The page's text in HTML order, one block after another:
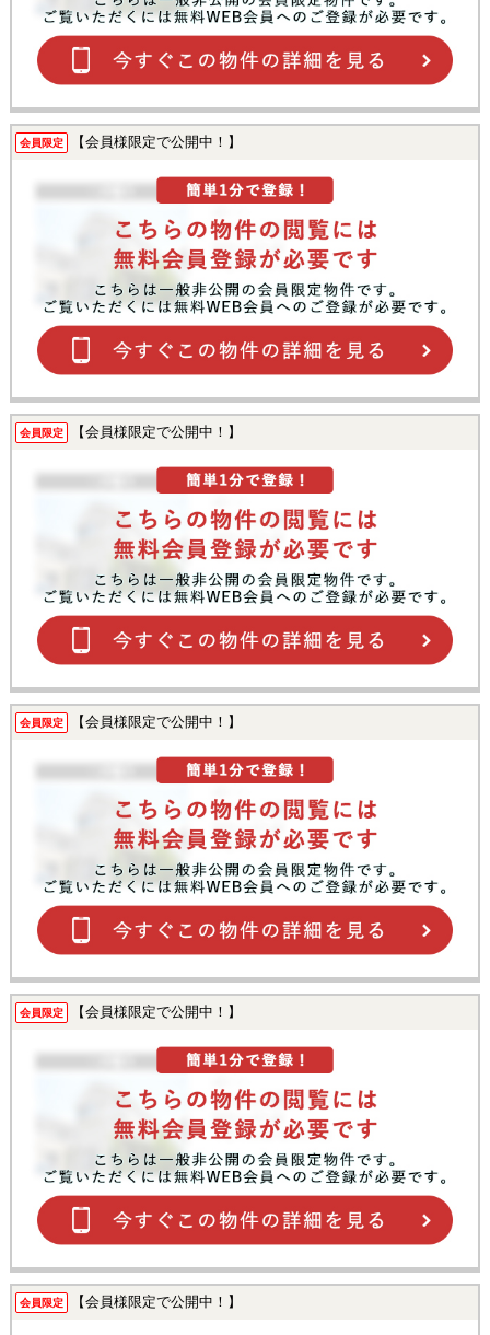
会員限定 【会員様限定で公開中！】
会員限定 【会員様限定で公開中！】
会員限定 【会員様限定で公開中！】
会員限定 【会員様限定で公開中！】
会員限定 【会員様限定で公開中！】